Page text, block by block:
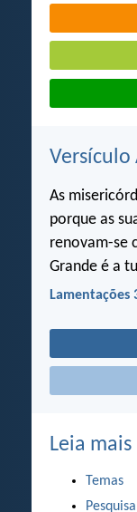
As
porque as
renovam-se
Grande é a
Lamentações
Leia mais
Temas
Pesquisa